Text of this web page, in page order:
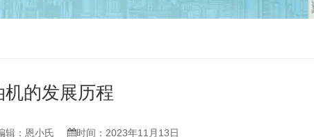
的发展历程
辑：恩小氏 时间：2023年11月13日